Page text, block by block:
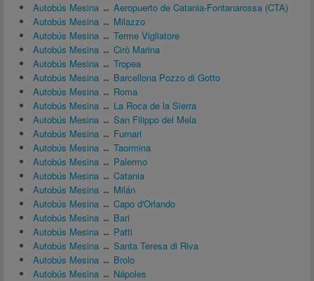
Autobús Mesina ↔ Aeropuerto de Catania-Fontanarossa (CTA)
Autobús Mesina ↔ Milazzo
Autobús Mesina ↔ Terme Vigliatore
Autobús Mesina ↔ Cirò Marina
Autobús Mesina ↔ Tropea
Autobús Mesina ↔ Barcellona Pozzo di Gotto
Autobús Mesina ↔ Roma
Autobús Mesina ↔ La Roca de la Sierra
Autobús Mesina ↔ San Filippo del Mela
Autobús Mesina ↔ Furnari
Autobús Mesina ↔ Taormina
Autobús Mesina ↔ Palermo
Autobús Mesina ↔ Catania
Autobús Mesina ↔ Milán
Autobús Mesina ↔ Capo d'Orlando
Autobús Mesina ↔ Bari
Autobús Mesina ↔ Patti
Autobús Mesina ↔ Santa Teresa di Riva
Autobús Mesina ↔ Brolo
Autobús Mesina ↔ Nápoles